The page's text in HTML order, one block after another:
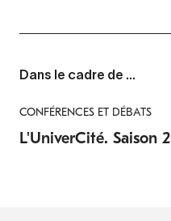
Dans le cadre de ...
CONFÉRENCES ET DÉBATS
L'UniverCité. Saison